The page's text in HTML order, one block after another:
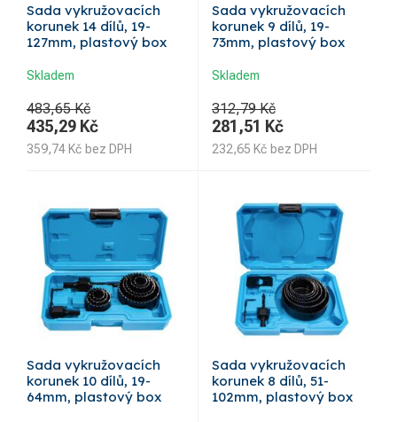
Sada vykružovacích
korunek 14 dílů, 19-
127mm, plastový box
Skladem
483,65 Kč
435,29 Kč
359,74 Kč bez DPH
Sada vykružovacích
korunek 9 dílů, 19-
73mm, plastový box
Skladem
312,79 Kč
281,51 Kč
232,65 Kč bez DPH
Sada vykružovacích
korunek 10 dílů, 19-
64mm, plastový box
Sada vykružovacích
korunek 8 dílů, 51-
102mm, plastový box